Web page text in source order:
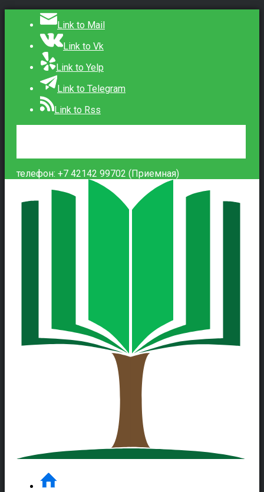
Link to Mail
Link to Vk
Link to Yelp
Link to Telegram
Link to Rss
телефон: +7 42142 99702 (Приемная)